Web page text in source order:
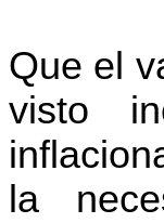
Que el
visto
la